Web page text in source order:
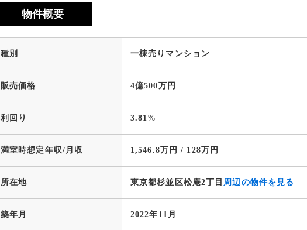
物件概要
種別 一棟売りマンション
販売価格 4億500万円
利回り 3.81%
満室時想定年収/月収 1,546.8万円 / 128万円
所在地 東京都杉並区松庵2丁目 周辺の物件を見る
築年月 2022年11月